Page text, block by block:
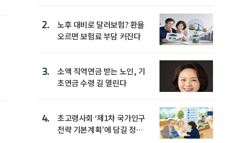
2.
노후 대비로 달러보험? 환율
오르면 보험료 부담 커진다
3.
소액 직역연금 받는 노인, 기
초연금 수령 길 열린다
4.
초고령사회 ‘제1차 국가인구
전략 기본계획’에 담길 정책